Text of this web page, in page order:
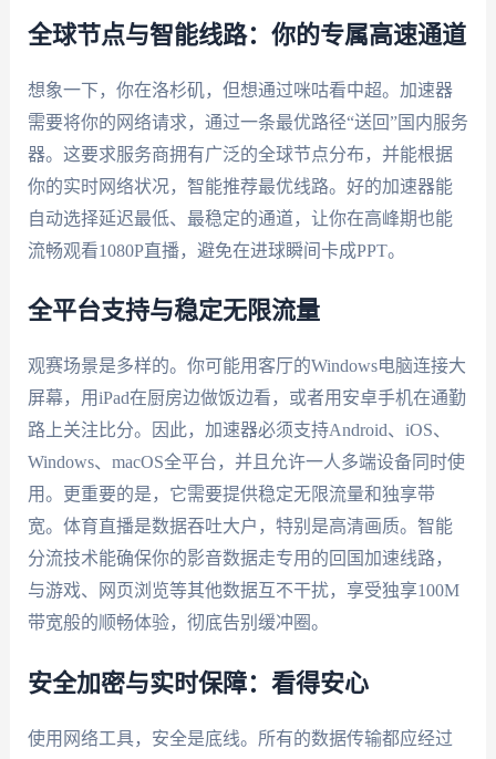
全球节点与智能线路：你的专属高速通道
想象一下，你在洛杉矶，但想通过咪咕看中超。加速器
需要将你的网络请求，通过一条最优路径“送回”国内服务
器。这要求服务商拥有广泛的全球节点分布，并能根据
你的实时网络状况，智能推荐最优线路。好的加速器能
自动选择延迟最低、最稳定的通道，让你在高峰期也能
流畅观看1080P直播，避免在进球瞬间卡成PPT。
全平台支持与稳定无限流量
观赛场景是多样的。你可能用客厅的Windows电脑连接大
屏幕，用iPad在厨房边做饭边看，或者用安卓手机在通勤
路上关注比分。因此，加速器必须支持Android、iOS、
Windows、macOS全平台，并且允许一人多端设备同时使
用。更重要的是，它需要提供稳定无限流量和独享带
宽。体育直播是数据吞吐大户，特别是高清画质。智能
分流技术能确保你的影音数据走专用的回国加速线路，
与游戏、网页浏览等其他数据互不干扰，享受独享100M
带宽般的顺畅体验，彻底告别缓冲圈。
安全加密与实时保障：看得安心
使用网络工具，安全是底线。所有的数据传输都应经过